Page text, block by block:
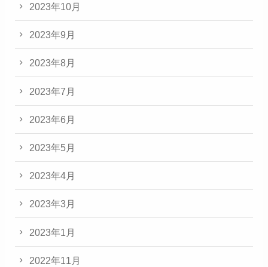
2023年10月
2023年9月
2023年8月
2023年7月
2023年6月
2023年5月
2023年4月
2023年3月
2023年1月
2022年11月